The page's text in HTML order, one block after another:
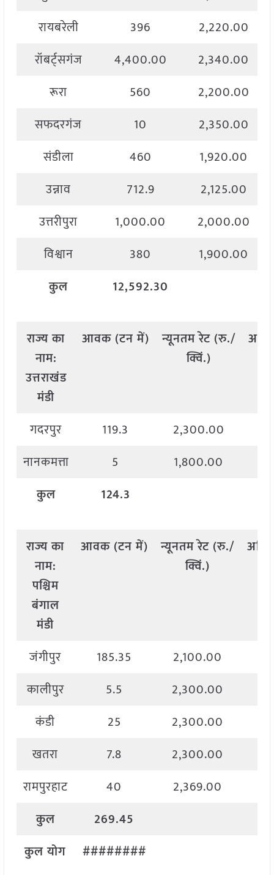
रायबरेली
396
2,220.00
रॉबर्ट्सगंज
4,400.00
2,340.00
रूरा
560
2,200.00
सफदरगंज
10
2,350.00
संडीला
460
1,920.00
उन्नाव
712.9
2,125.00
उत्तरीपुरा
1,000.00
2,000.00
विश्वान
380
1,900.00
कुल
12,592.30
राज्यका
नाम:
उत्तराखंड
मंडी
आवक (टनमें) न्यूनतमरेट (रु./
क्विं.)
गदरपुर 119.3 2,300.00
नानकमत्ता
5 1,800.00
कुल
124.3
राज्यका
नाम:
पश्चिम
बंगाल
मंडी
आवक (टनमें) न्यूनतमरेट (रु./
क्विं.)
जंगीपुर 185.35 2,100.00
कालीपुर
5.5 2,300.00
कंडी
25 2,300.00
खतरा
7.8 2,300.00
रामपुरहाट
40 2,369.00
कुल
269.45
कुलयोग ########